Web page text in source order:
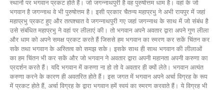
स्थानों पर भगवान प्रकट होते हैं। जो जगन्नाथपुरी है वह पुरुषोत्तम धाम है। वहां के जो
भगवान है जगन्नाथ वे भी पुरुषोत्तम है। इसी प्रकार चैतन्य महाप्रभु ने अभी रायपुर में जहां
महाप्रभु प्रकट हुए और तत्पश्चात वे जगन्नाथपुरी गए जहां जगन्नाथ के साथ में जो संबंध है
उसे संबंधित महाप्रभु ने वहां पर लीलाएं की। तो भगवान अपने अवतार द्वारा अपने गुण लीला
और धाम को अपने समक्ष प्रकट करते हैं जिससे हम भगवान का स्मरण कर सकें चिंतन कर
सके तथा भगवान के अस्तित्व को समझ सके। इसके साथ ही साथ भगवान की लीलाओं
का हम चिंतन भी कर सकें और जो भगवान ने अवतार द्वारा अपनी महानता अपनी करुणा का
प्रदर्शन करते हैं। यदि भगवान में करुणा ना हो तो वे अवतार ही क्यों लेते। भगवान अत्यंत
करुणा करने के कारण ही अवतरित होते हैं। इस जगत में भगवान अपने अर्चा विग्रह के रूप
में प्रकट होते हैं, अर्चा विग्रह के द्वारा भगवान हमें स्वयं का स्मरण करवाते हैं। ये विग्रह भी